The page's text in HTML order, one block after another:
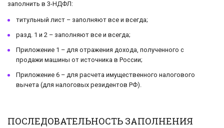
заполнить в 3-НДФЛ:
титульный лист – заполняют все и всегда;
разд. 1 и 2 – заполняют все и всегда;
Приложение 1 – для отражения дохода, полученного с
продажи машины от источника в России;
Приложение 6 – для расчета имущественного налогового
вычета (для налоговых резидентов РФ).
ПОСЛЕДОВАТЕЛЬНОСТЬ ЗАПОЛНЕНИЯ